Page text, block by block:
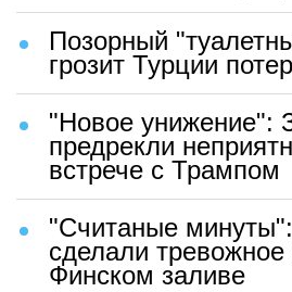
Позорный
грозит Турции
"Новое унижение":
предрекли
встрече с Трампом
"Считаные
сделали тревожное
Финском заливе